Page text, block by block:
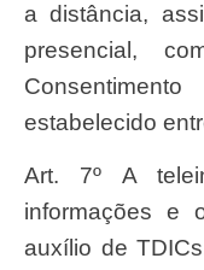
a distância,
presencial,
estabelecido
Art. 7º A teleinterconsulta é a troca de
informações e
auxílio de